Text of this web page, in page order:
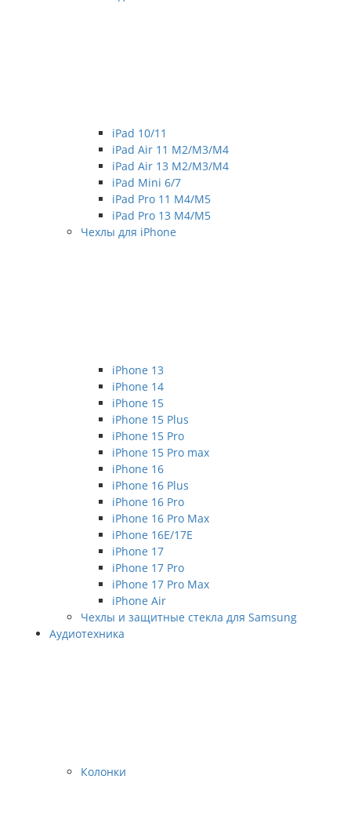
iPad 10/11
iPad Air 11 M2/M3/M4
iPad Air 13 M2/M3/M4
iPad Mini 6/7
iPad Pro 11 M4/M5
iPad Pro 13 M4/M5
Чехлы для iPhone
iPhone 13
iPhone 14
iPhone 15
iPhone 15 Plus
iPhone 15 Pro
iPhone 15 Pro max
iPhone 16
iPhone 16 Plus
iPhone 16 Pro
iPhone 16 Pro Max
iPhone 16E/17E
iPhone 17
iPhone 17 Pro
iPhone 17 Pro Max
iPhone Air
Чехлы и защитные стекла для Samsung
Аудиотехника
Колонки